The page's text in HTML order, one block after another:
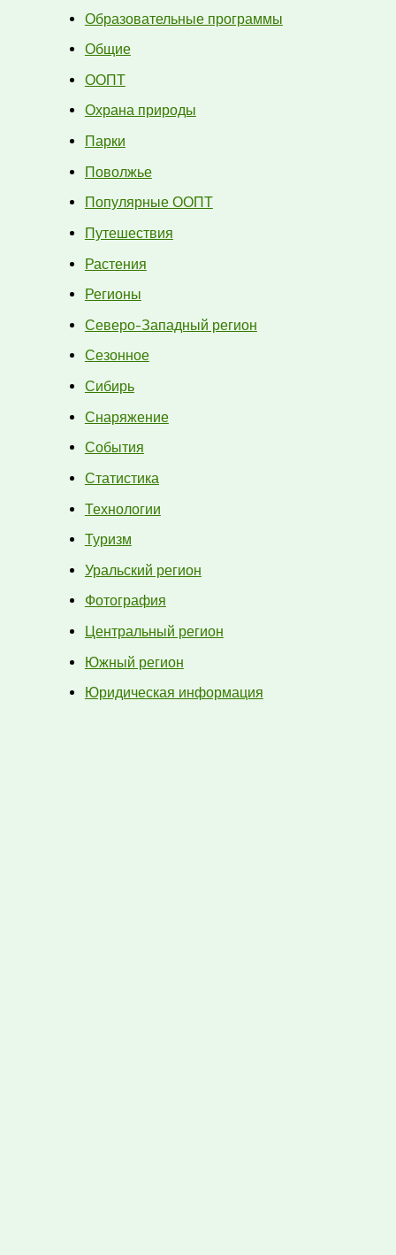
Образовательные программы
Общие
ООПТ
Охрана природы
Парки
Поволжье
Популярные ООПТ
Путешествия
Растения
Регионы
Северо-Западный регион
Сезонное
Сибирь
Снаряжение
События
Статистика
Технологии
Туризм
Уральский регион
Фотография
Центральный регион
Южный регион
Юридическая информация